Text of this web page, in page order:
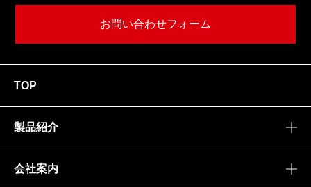
お問い合わせフォーム
TOP
製品紹介
会社案内